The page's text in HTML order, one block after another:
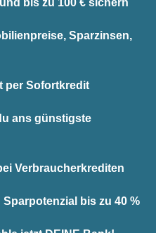
bis zu 100 € sichern
Sparzinsen,
per Sofortkredit
ans günstigste
Verbraucherkrediten
bis zu 40 %